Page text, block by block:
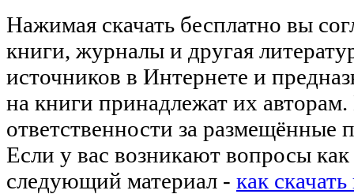
Нажимая скачать бесплатно вы
книги, журналы и другая
источников в Интернете и
на книги принадлежат их
ответственности за размещённые
Если у вас возникают вопросы как
следующий материал - как